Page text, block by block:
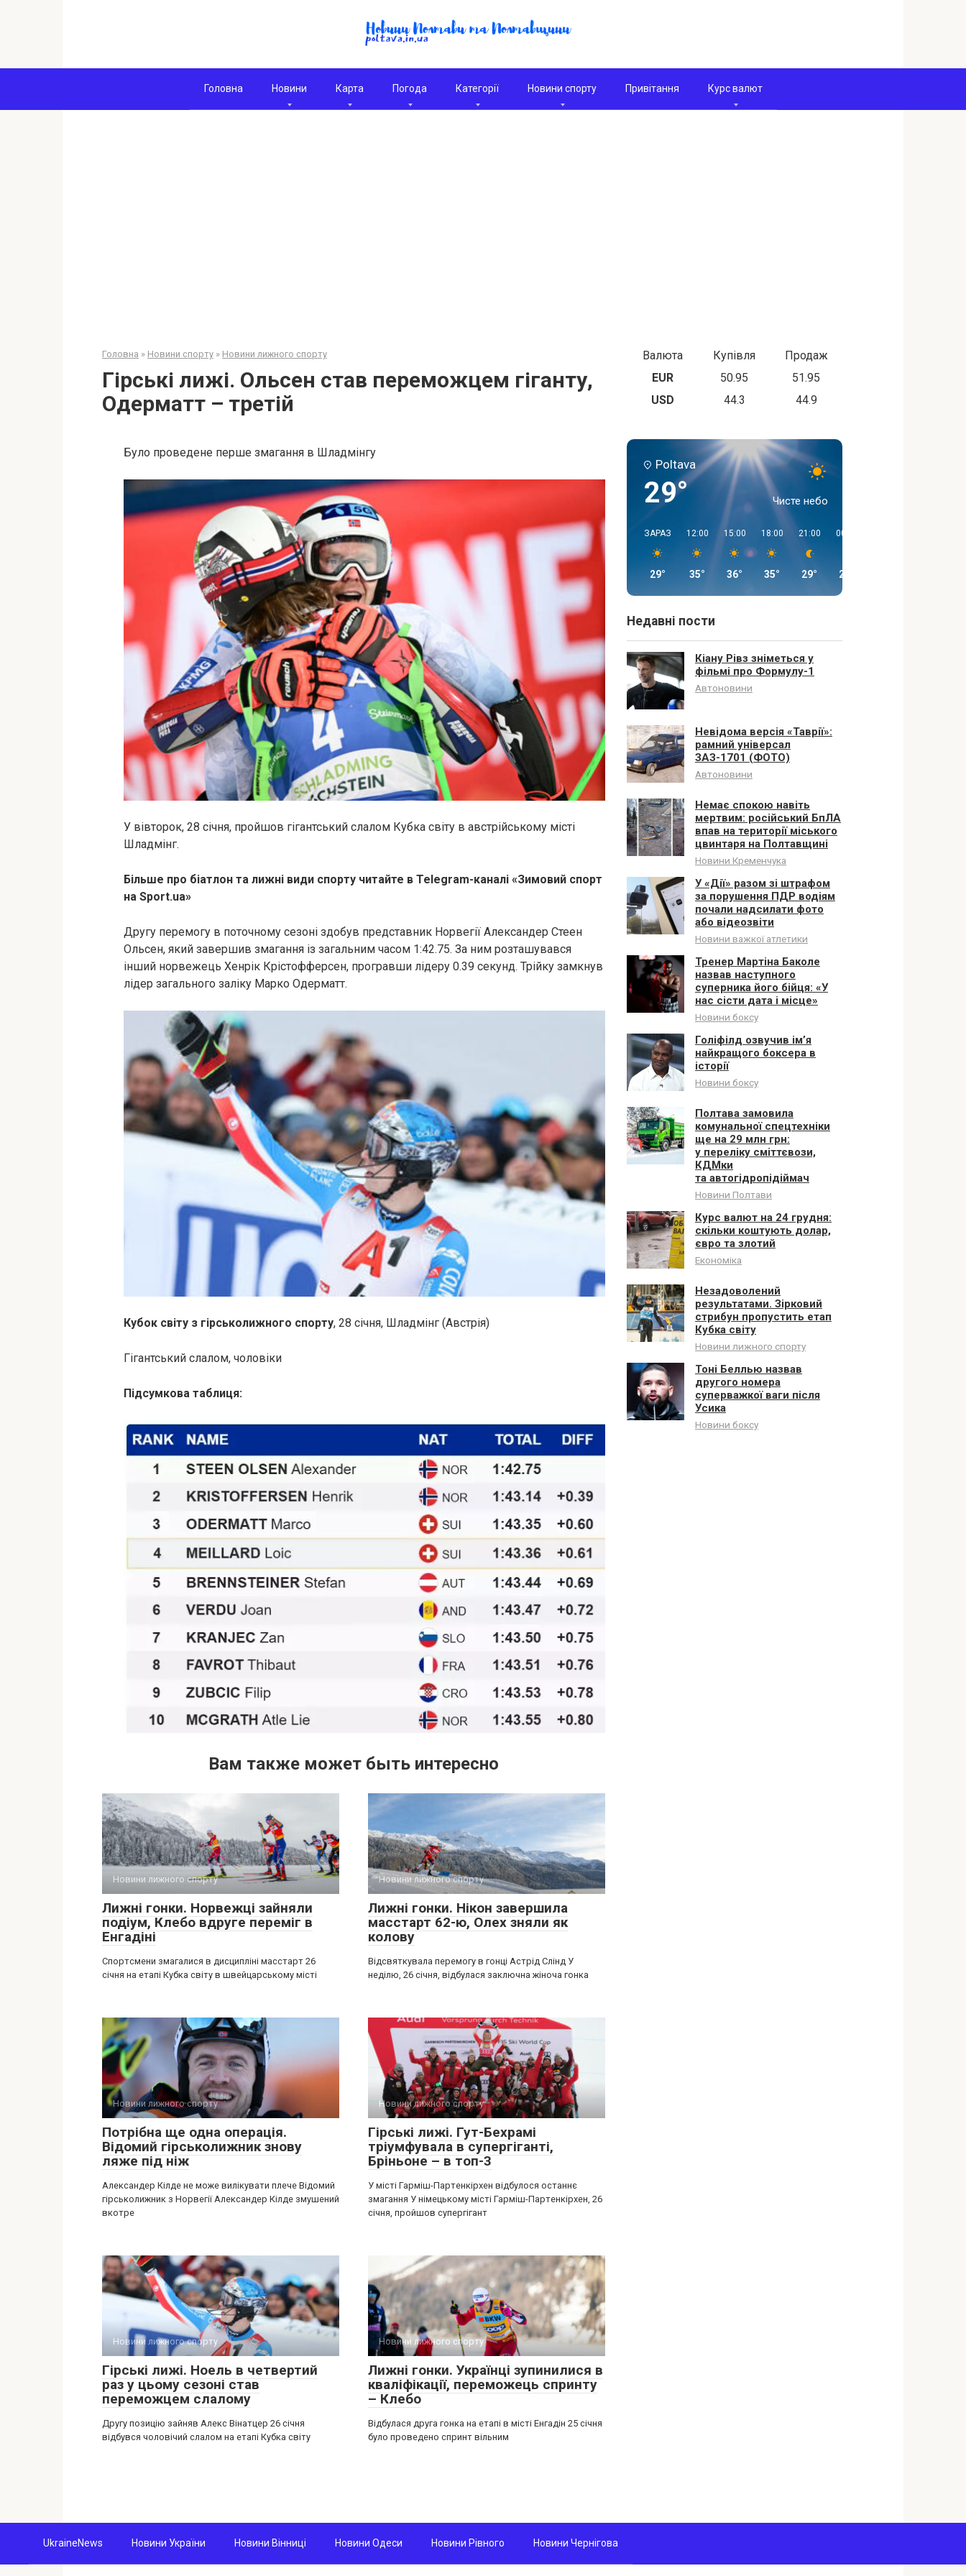
Головна Новини Карта Погода Категорії Новини спорту Привітання Курс валют
Головна » Новини спорту » Новини лижного спорту
Гірські лижі. Ольсен став переможцем гіганту,
Одерматт – третій
Було проведене перше змагання в Шладмінгу
У вівторок, 28 січня, пройшов гігантський слалом Кубка світу в австрійському місті
Шладмінг.
Більше про біатлон та лижні види спорту читайте в Telegram-каналі «Зимовий спорт
на Sport.ua»
Другу перемогу в поточному сезоні здобув представник Норвегії Александер Стеен
Ольсен, який завершив змагання із загальним часом 1:42.75. За ним розташувався
інший норвежець Хенрік Крістофферсен, програвши лідеру 0.39 секунд. Трійку замкнув
лідер загального заліку Марко Одерматт.
Кубок світу з гірськолижного спорту, 28 січня, Шладмінг (Австрія)
Гігантський слалом, чоловіки
Підсумкова таблиця:
Вам также может быть интересно
Новини лижного спорту
Лижні гонки. Норвежці зайняли
подіум, Клебо вдруге переміг в
Енгадіні
Спортсмени змагалися в дисципліні масстарт 26
січня на етапі Кубка світу в швейцарському місті
Новини лижного спорту
Лижні гонки. Нікон завершила
масстарт 62-ю, Олех зняли як
колову
Відсвяткувала перемогу в гонці Астрід Слінд У
неділю, 26 січня, відбулася заключна жіноча гонка
Новини лижного спорту
Потрібна ще одна операція.
Відомий гірськолижник знову
ляже під ніж
Александер Кілде не може вилікувати плече Відомий
гірськолижник з Норвегії Александер Кілде змушений
вкотре
Новини лижного спорту
Гірські лижі. Гут-Бехрамі
тріумфувала в супергіганті,
Бріньоне – в топ-3
У місті Гарміш-Партенкірхен відбулося останнє
змагання У німецькому місті Гарміш-Партенкірхен, 26
січня, пройшов супергігант
Новини лижного спорту
Гірські лижі. Ноель в четвертий
раз у цьому сезоні став
переможцем слалому
Другу позицію зайняв Алекс Вінатцер 26 січня
відбувся чоловічий слалом на етапі Кубка світу
Новини лижного спорту
Лижні гонки. Українці зупинилися в
кваліфікації, переможець спринту
– Клебо
Відбулася друга гонка на етапі в місті Енгадін 25 січня
було проведено спринт вільним
Валюта Купівля
Продаж
EUR
50.95
51.95
USD
44.3 44.9
Poltava
29° Чисте небо
ЗАРАЗ
29°
12:00
35°
15:00
36°
18:00
35°
21:00
29°
00:00
26°
Недавні пости
Кіану Рівз зніметься у
фільмі про Формулу-1
Автоновини
Невідома версія «Таврії»:
рамний універсал
ЗАЗ-1701 (ФОТО)
Автоновини
Немає спокою навіть
мертвим: російський БпЛА
впав на території міського
цвинтаря на Полтавщині
Новини Кременчука
У «Дії» разом зі штрафом
за порушення ПДР водіям
почали надсилати фото
або відеозвіти
Новини важкої атлетики
Тренер Мартіна Баколе
назвав наступного
суперника його бійця: «У
нас сісти дата і місце»
Новини боксу
Голіфілд озвучив ім’я
найкращого боксера в
історії
Новини боксу
Полтава замовила
комунальної спецтехніки
ще на 29 млн грн:
у переліку сміттєвози,
КДМки
та автогідропідіймач
Новини Полтави
Курс валют на 24 грудня:
скільки коштують долар,
євро та злотий
Економіка
Незадоволений
результатами. Зірковий
стрибун пропустить етап
Кубка світу
Новини лижного спорту
Тоні Беллью назвав
другого номера
суперважкої ваги після
Усика
Новини боксу
UkraineNews Новини України Новини Вінниці Новини Одеси Новини Рівного Новини Чернігова